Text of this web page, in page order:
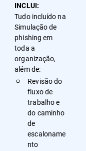
INCLUI:
Tudo incluído na
Simulação de
phishing em
toda a
organização,
além de:
Revisão do
fluxo de
trabalho e
do caminho
de
escaloname
nto